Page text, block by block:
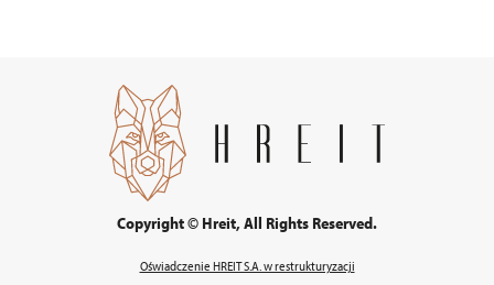
Copyright © Hreit, All Rights Reserved.
Oświadczenie HREIT S.A. w restrukturyzacji